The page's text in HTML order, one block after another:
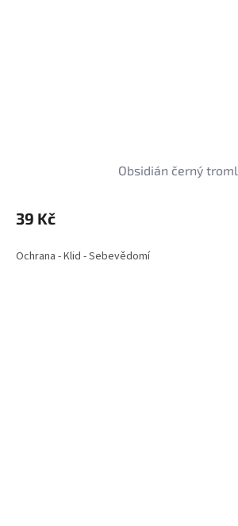
Obsidián černý troml
39 Kč
Ochrana - Klid - Sebevědomí